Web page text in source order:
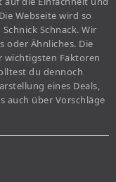
Webseite wird so
Schnack. Wir
oder Ähnliches. Die
wichtigsten Faktoren
du dennoch
eines Deals,
auch über Vorschläge